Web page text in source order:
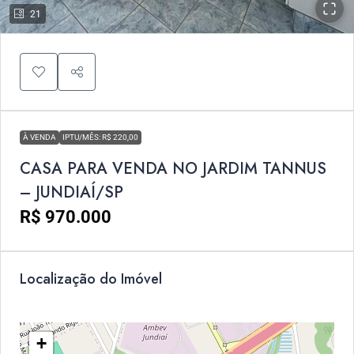
21
À VENDA IPTU/MÊS: R$ 220,00
CASA PARA VENDA NO JARDIM TANNUS
– JUNDIAÍ/SP
R$ 970.000
Localização do Imóvel
+